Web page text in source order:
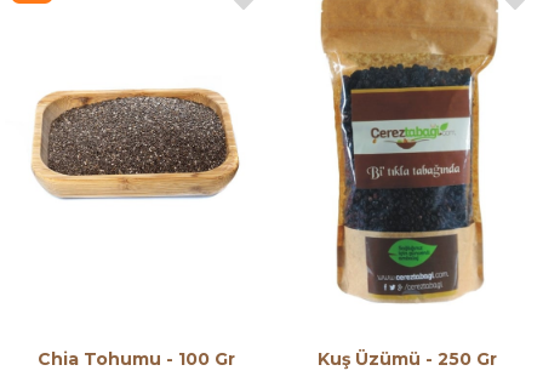
Chia Tohumu - 100 Gr Kuş Üzümü - 250 Gr